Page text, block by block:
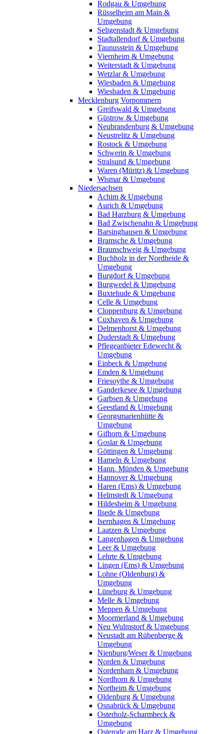
Rodgau & Umgebung
Rüsselheim am Main &
Umgebung
Seligenstadt & Umgebung
Stadtallendorf & Umgebung
Taunusstein & Umgebung
Viernheim & Umgebung
Weiterstadt & Umgebung
Wetzlar & Umgebung
Wiesbaden & Umgebung
Wiesbaden & Umgebung
Mecklenburg Vorpommern
Greifswald & Umgebung
Güstrow & Umgebung
Neubrandenburg & Umgebung
Neustrelitz & Umgebung
Rostock & Umgebung
Schwerin & Umgebung
Stralsund & Umgebung
Waren (Müritz) & Umgebung
Wismar & Umgebung
Niedersachsen
Achim & Umgebung
Aurich & Umgebung
Bad Harzburg & Umgebung
Bad Zwischenahn & Umgebung
Barsinghausen & Umgebung
Bramsche & Umgebung
Braunschweig & Umgebung
Buchholz in der Nordheide &
Umgebung
Burgdorf & Umgebung
Burgwedel & Umgebung
Buxtehude & Umgebung
Celle & Umgebung
Cloppenburg & Umgebung
Cuxhaven & Umgebung
Delmenhorst & Umgebung
Duderstadt & Umgebung
Pflegeanbieter Edewecht &
Umgebung
Einbeck & Umgebung
Emden & Umgebung
Friesoythe & Umgebung
Ganderkesee & Umgebung
Garbsen & Umgebung
Geestland & Umgebung
Georgsmarienhütte &
Umgebung
Gifhorn & Umgebung
Goslar & Umgebung
Göttingen & Umgebung
Hameln & Umgebung
Hann. Münden & Umgebung
Hannover & Umgebung
Haren (Ems) & Umgebung
Helmstedt & Umgebung
Hildesheim & Umgebung
Ilsede & Umgebung
Isernhagen & Umgebung
Laatzen & Umgebung
Langenhagen & Umgebung
Leer & Umgebung
Lehrte & Umgebung
Lingen (Ems) & Umgebung
Lohne (Oldenburg) &
Umgebung
Lüneburg & Umgebung
Melle & Umgebung
Meppen & Umgebung
Moormerland & Umgebung
Neu Wulmstorf & Umgebung
Neustadt am Rübenberge &
Umgebung
Nienburg/Weser & Umgebung
Norden & Umgebung
Nordenham & Umgebung
Nordhorn & Umgebung
Northeim & Umgebung
Oldenburg & Umgebung
Osnabrück & Umgebung
Osterholz-Scharmbeck &
Umgebung
Osterode am Harz & Umgebung